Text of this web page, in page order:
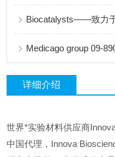
详细介绍
世界*实验材料供应商
中国代理，Innova